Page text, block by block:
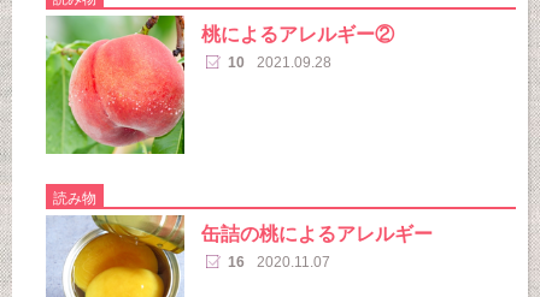
桃によるアレルギー②
10 2021.09.28
読み物
缶詰の桃によるアレルギー
16 2020.11.07